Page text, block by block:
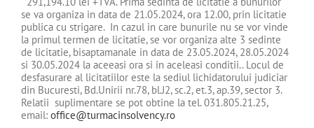
se va organiza in data de 21.05.2024, ora 12.00, prin licitatie
publica cu strigare. In cazul in care bunurile nu se vor vinde
la primul termen de licitatie, se vor organiza alte 3 sedinte
de licitatie, bisaptamanale in data de 23.05.2024, 28.05.2024
si 30.05.2024 la aceeasi ora si in aceleasi conditii.. Locul de
desfasurare al licitatiilor este la sediul lichidatorului judiciar
din Bucuresti, Bd.Unirii nr.78, bl.J2, sc.2, et.3, ap.39, sector 3.
Relatii suplimentare se pot obtine la tel. 031.805.21.25,
email: office@turmacinsolvency.ro